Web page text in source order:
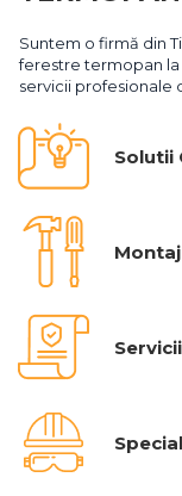
Suntem o firmă din
ferestre termopan
servicii profesionale
Solutii